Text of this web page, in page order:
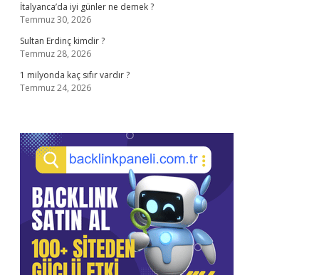
İtalyanca’da iyi günler ne demek ?
Temmuz 30, 2026
Sultan Erdinç kimdir ?
Temmuz 28, 2026
1 milyonda kaç sıfır vardır ?
Temmuz 24, 2026